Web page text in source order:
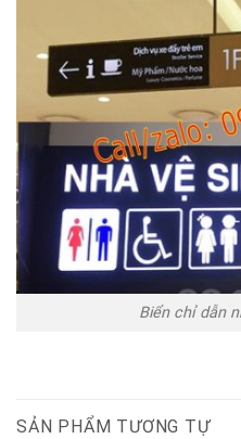
Biển chỉ dẫn
SẢN PHẨM TƯƠNG TỰ